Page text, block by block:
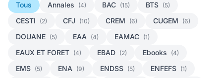
Tous Annales (4) BAC (15) BTS (5)
CESTI (2) CFJ (10) CREM (6) CUGEM (6)
DOUANE (5) EAA (4) EAMAC (1)
EAUX ET FORET (4) EBAD (2) Ebooks (4)
EMS (5) ENA (9) ENDSS (5) ENFEFS (1)